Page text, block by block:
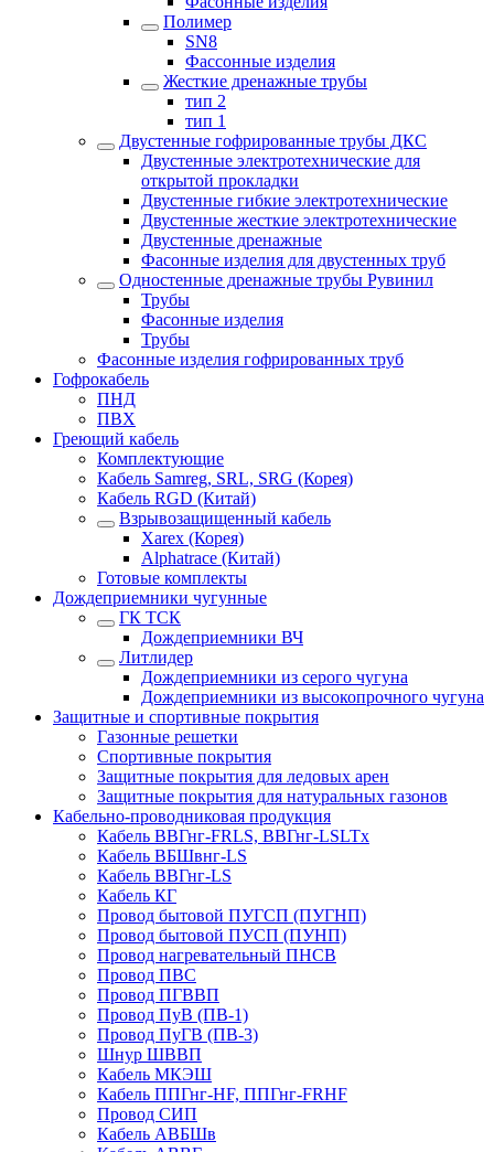
Полимер
SN8
Фассонные изделия
Жесткие дренажные трубы
тип 2
тип 1
Двустенные гофрированные трубы ДКС
Двустенные электротехнические для
открытой прокладки
Двустенные гибкие электротехнические
Двустенные жесткие электротехнические
Двустенные дренажные
Фасонные изделия для двустенных труб
Одностенные дренажные трубы Рувинил
Трубы
Фасонные изделия
Трубы
Фасонные изделия гофрированных труб
Гофрокабель
ПНД
ПВХ
Греющий кабель
Комплектующие
Кабель Samreg, SRL, SRG (Корея)
Кабель RGD (Китай)
Взрывозащищенный кабель
Xarex (Корея)
Alphatrace (Китай)
Готовые комплекты
Дождеприемники чугунные
ГК ТСК
Дождеприемники ВЧ
Литлидер
Дождеприемники из серого чугуна
Дождеприемники из высокопрочного чугуна
Защитные и спортивные покрытия
Газонные решетки
Спортивные покрытия
Защитные покрытия для ледовых арен
Защитные покрытия для натуральных газонов
Кабельно-проводниковая продукция
Кабель ВВГнг-FRLS, ВВГнг-LSLTx
Кабель ВБШвнг-LS
Кабель ВВГнг-LS
Кабель КГ
Провод бытовой ПУГСП (ПУГНП)
Провод бытовой ПУСП (ПУНП)
Провод нагревательный ПНСВ
Провод ПВС
Провод ПГВВП
Провод ПуВ (ПВ-1)
Провод ПуГВ (ПВ-3)
Шнур ШВВП
Кабель МКЭШ
Кабель ППГнг-HF, ППГнг-FRHF
Провод СИП
Кабель АВБШв